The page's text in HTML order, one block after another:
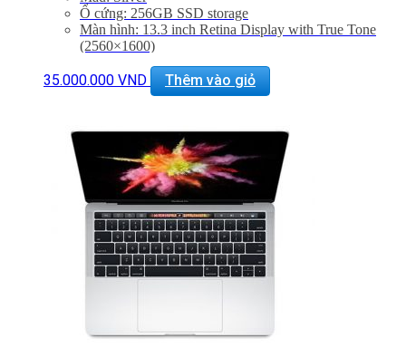
Ổ cứng: 256GB SSD storage
Màn hình: 13.3 inch Retina Display with True Tone
(2560×1600)
Interface: Four Thunderbolt 3 ports
Mới 100% nguyên Seal Bảo Hành chính hãng 12 tháng
35.000.000 VND Thêm vào giỏ